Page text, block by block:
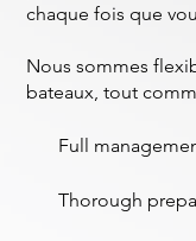
chaque fois que
Nous sommes
bateaux, tout
​Full
​Thorough